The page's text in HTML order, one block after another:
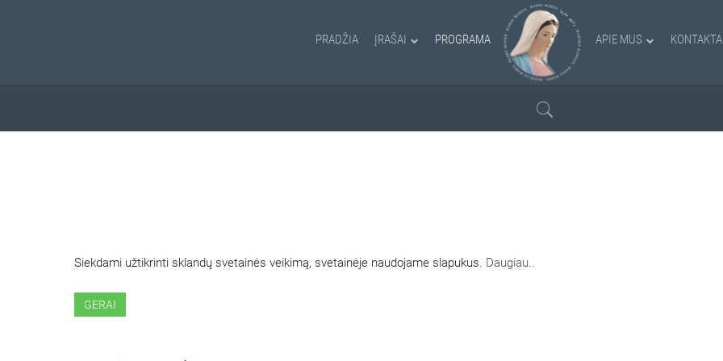
PRADŽIA ĮRAŠAI PROGRAMA APIE MUS
Siekdami užtikrinti sklandų svetainės veikimą, svetainėje naudojame slapukus. Daugiau..
GERAI